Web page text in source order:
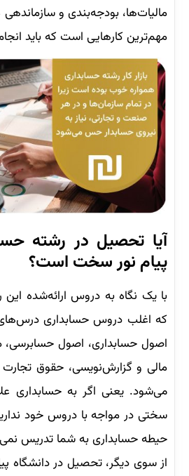
مالیات‌ها، بودجه‌بندی و
مهم‌ترین کارهایی است که باید
آیا تحصیل در رشته
پیام نور سخت است؟
با یک نگاه به دروس ارائه‌شده این
که اغلب دروس حسابداری
اصول حسابداری، اصول حسابرسی،
مالی و گزارش‌نویسی، حقوق
می‌شود. یعنی اگر به حسابداری
سختی در مواجه با دروس خود
حیطه حسابداری به شما تدریس
از سوی دیگر، تحصیل در دانشگاه